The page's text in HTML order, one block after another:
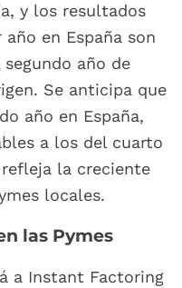
y los resultados
en España son
año de
Se anticipa que
año en España,
a los del cuarto
la creciente
locales.
las Pymes
a Instant Factoring